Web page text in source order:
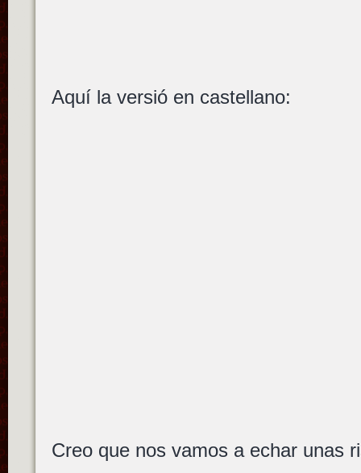
Aquí la versió en castellano:
Creo que nos vamos a echar unas